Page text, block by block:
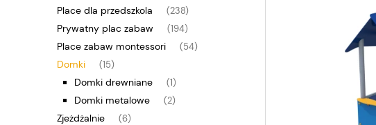
Place dla przedszkola (238)
Prywatny plac zabaw (194)
Place zabaw montessori (54)
Domki (15)
Domki drewniane (1)
Domki metalowe (2)
Zjeżdżalnie (6)